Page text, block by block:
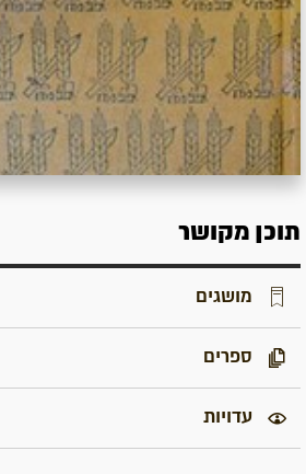
תוכן מקושר
מושגים
ספרים
עדויות